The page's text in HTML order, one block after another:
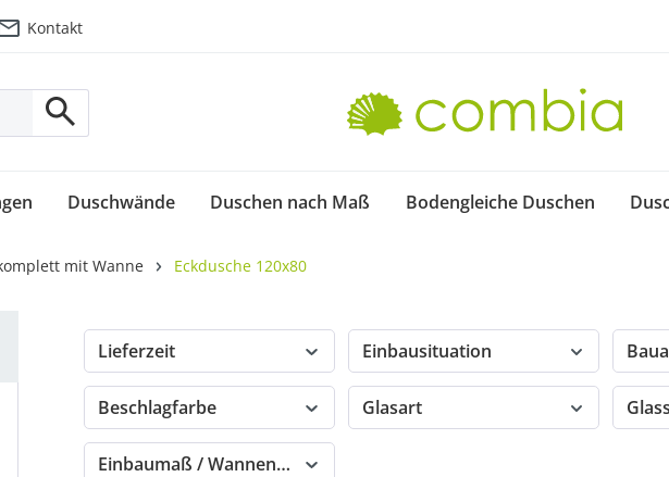
Kontakt
Duschwände Duschen nach Maß Bodengleiche Duschen
mit Wanne Eckdusche 120x80
Lieferzeit Einbausituation
Beschlagfarbe Glasart
Einbaumaß / Wannenmaß